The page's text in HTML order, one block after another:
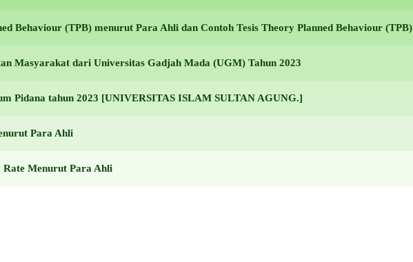
Behaviour (TPB) menurut Para Ahli dan Contoh Tesis Theory Planned Behaviour (TPB)
Masyarakat dari Universitas Gadjah Mada (UGM) Tahun 2023
Pidana tahun 2023 [UNIVERSITAS ISLAM SULTAN AGUNG.]
Para Ahli
Rate Menurut Para Ahli